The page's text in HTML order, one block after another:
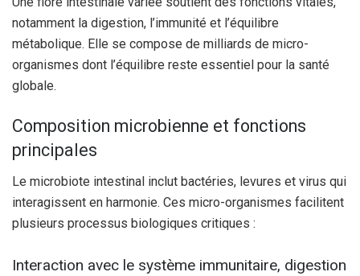
notamment la digestion, l’immunité et l’équilibre
métabolique. Elle se compose de milliards de micro-
organismes dont l’équilibre reste essentiel pour la santé
globale.
Composition microbienne et fonctions
principales
Le microbiote intestinal inclut bactéries, levures et virus qui
interagissent en harmonie. Ces micro-organismes facilitent
plusieurs processus biologiques critiques :
Interaction avec le système immunitaire, digestion